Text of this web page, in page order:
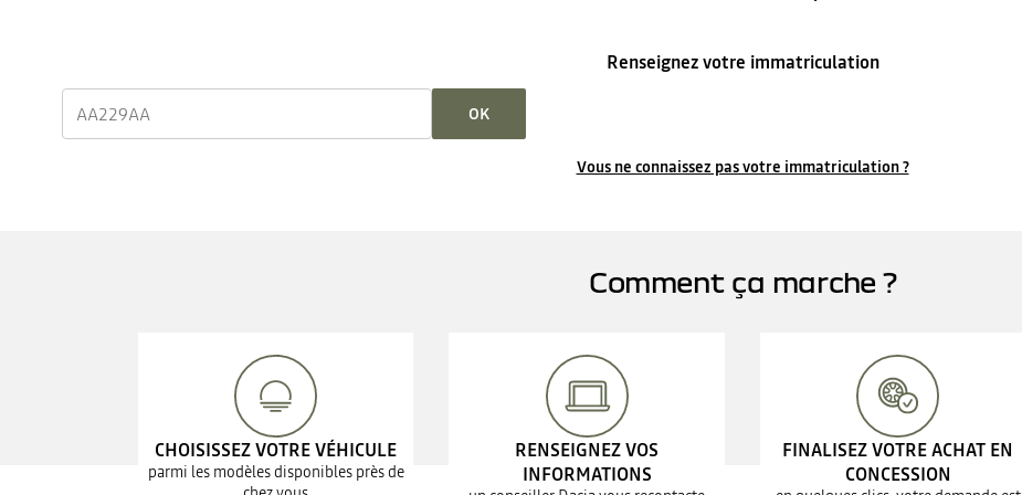
Renseignez votre immatriculation
OK
Vous ne connaissez pas votre immatriculation ?
Comment ça marche ?
CHOISISSEZ VOTRE VÉHICULE
parmi les modèles disponibles près de
RENSEIGNEZ VOS
INFORMATIONS
FINALISEZ VOTRE ACHAT EN
CONCESSION